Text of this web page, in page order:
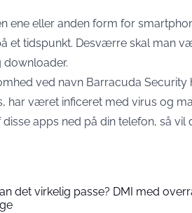
ene eller anden form for
et tidspunkt. Desværre skal man
downloader.
ved navn Barracuda Security
har været inficeret med virus og
apps ned på din telefon, så
det virkelig passe? DMI med